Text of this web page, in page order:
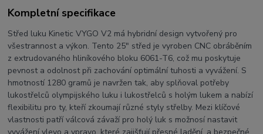
Kompletní specifikace
Střed luku Kinetic VYGO V2 má hybridní design vytvořený pro
všestrannost a výkon. Tento 25" střed je vyroben CNC obráběním
z extrudovaného hliníkového bloku 6061-T6, což mu poskytuje
pevnost a odolnost při zachování optimální tuhosti a vyvážení. S
hmotností 1280 gramů je navržen tak, aby splňoval potřeby
lukostřelců olympijského luku i lukostřelců s holým lukem a nabízí
flexibilitu pro ty, kteří zkoumají různé styly střelby. Mezi klíčové
vlastnosti patří válcová závaží pro holý luk s možnosí nastavit